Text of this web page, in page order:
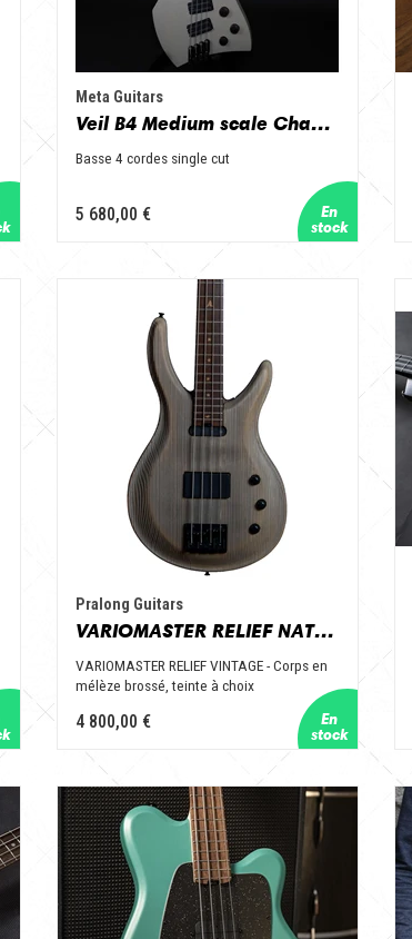
Meta Guitars
Veil B4 Medium scale Champagne
Basse 4 cordes single cut
5 680,00 €
Pralong Guitars
VARIOMASTER RELIEF NATURE
VARIOMASTER RELIEF VINTAGE - Corps en
mélèze brossé, teinte à choix
4 800,00 €